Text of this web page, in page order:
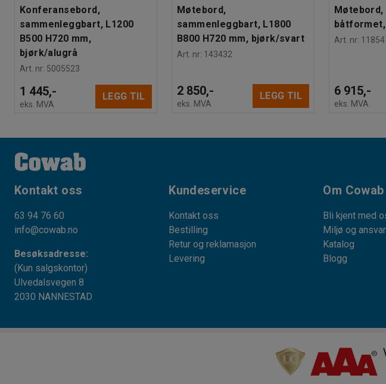
Konferansebord,
sammenleggbart, L1200
B500 H720 mm,
bjørk/alugrå
Art. nr: 5005523
1 445,-
eks. MVA
LEGG TIL
Møtebord,
sammenleggbart, L1800
B800 H720 mm, bjørk/svart
Art. nr: 143432
2 850,-
eks. MVA
LEGG TIL
Møtebord,
Art. nr:
6 915,-
eks. MVA
Kontakt oss
63 94 76 60
info@cowab.no
Besøksadresse:
(Kun salgskontor)
Ulvedalsvegen 8
2030 NANNESTAD
Kundeservice
Kontakt oss
Bestilling
Retur og reklamasjon
Levering
Om Cowab
Bli kjent med
Miljø og ansvar
Katalog
Blogg